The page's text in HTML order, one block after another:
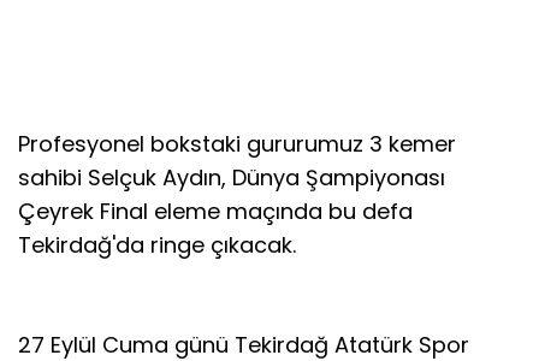
Profesyonel bokstaki gururumuz 3 kemer
sahibi Selçuk Aydın, Dünya Şampiyonası
Çeyrek Final eleme maçında bu defa
Tekirdağ'da ringe çıkacak.
27 Eylül Cuma günü Tekirdağ Atatürk Spor